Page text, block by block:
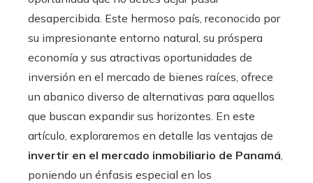
desapercibida. Este hermoso país, reconocido por
su impresionante entorno natural, su próspera
economía y sus atractivas oportunidades de
inversión en el mercado de bienes raíces, ofrece
un abanico diverso de alternativas para aquellos
que buscan expandir sus horizontes. En este
artículo, exploraremos en detalle las ventajas de
invertir en el mercado inmobiliario de Panamá,
poniendo un énfasis especial en los